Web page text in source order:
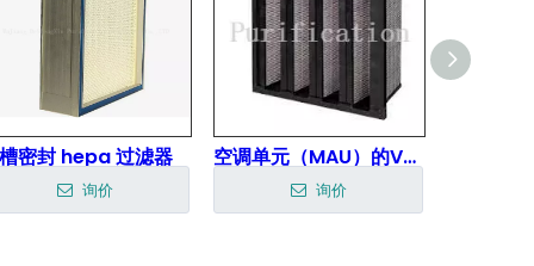
密封 hepa 过滤器
询价
空调单元（MAU）的V型化学过滤器
询价